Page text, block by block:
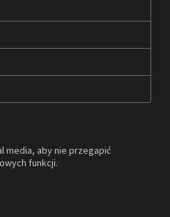
media, aby nie przegapić
funkcji.